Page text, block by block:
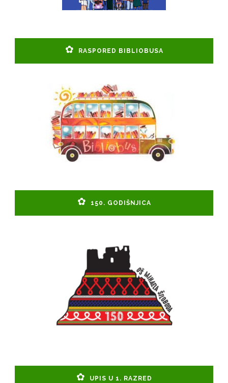
RASPORED BIBLIOBUSA
150. GODIŠNJICA
UPIS U 1. RAZRED